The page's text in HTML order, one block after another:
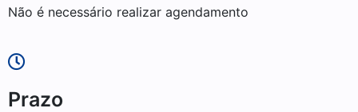
Não é necessário realizar agendamento
Prazo